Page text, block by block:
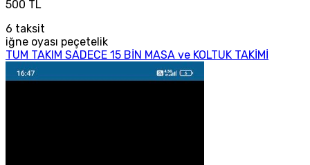
500 TL
6 taksit
iğne oyası peçetelik
TUM TAKIM SADECE 15 BİN MASA ve KOLTUK TAKİMİ